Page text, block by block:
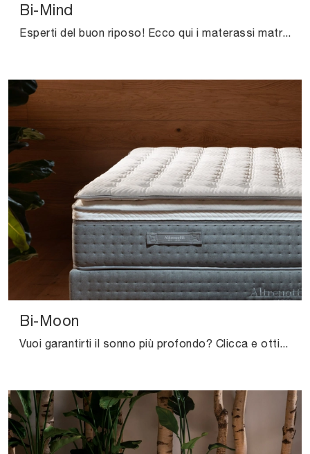
Bi-Mind
Esperti del buon riposo! Ecco qui i materassi matrimoniali a molle insacchettate di Altrenotti: clicca e ottieni informazioni sul modello Bi-Mind.
Bi-Moon
Vuoi garantirti il sonno più profondo? Clicca e ottieni informazioni sul materasso Bi-Moon tra i modelli a molle insacchettate matrimoniali di ...